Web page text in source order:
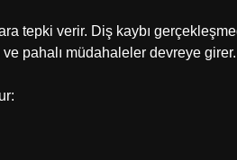
tepki verir. Diş kaybı
ve pahalı müdahaleler devreye girer.